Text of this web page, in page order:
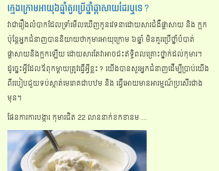
ក្មេងក្រោមអាយុ៦ឆ្នាំគួរប្រើថ្នាំផ្ដាសាយដែរឬទេ?
វាជារឿងលំបាកដែលទ្រំាមើលឃើញកូនវេទនាដោយសារជំងឺផ្ដាសាយ និង ក្អក
ប៉ុន្តែអ្នកជំនាញបាននិយាយថាកុមារអាយុក្រោម ៦ឆ្នាំ មិនគួរប្រើថ្នាំបំបាត់
ផ្តាសាយនិងក្អកឡើយ ដោយសារតែវាអាចជះឥទ្ធិពលគ្រោះថ្នាក់ដល់កុមារ។
ដូច្នេះអ្វីដែលឪពុកម្តាយត្រូវធ្វើអ្វីខ្លះ? យើងបានសួរអ្នកជំនាញដើម្បីប្រាប់យើង
ពីរបៀបជួយទប់ស្កាត់មេរោគជាបឋម និង ធ្វើអោយមានអារម្មណ៍ប្រសើរជាង
មុន។
ផែនការការបង្ការ កុមារជិត 22 លាននាក់ខកខានម ...